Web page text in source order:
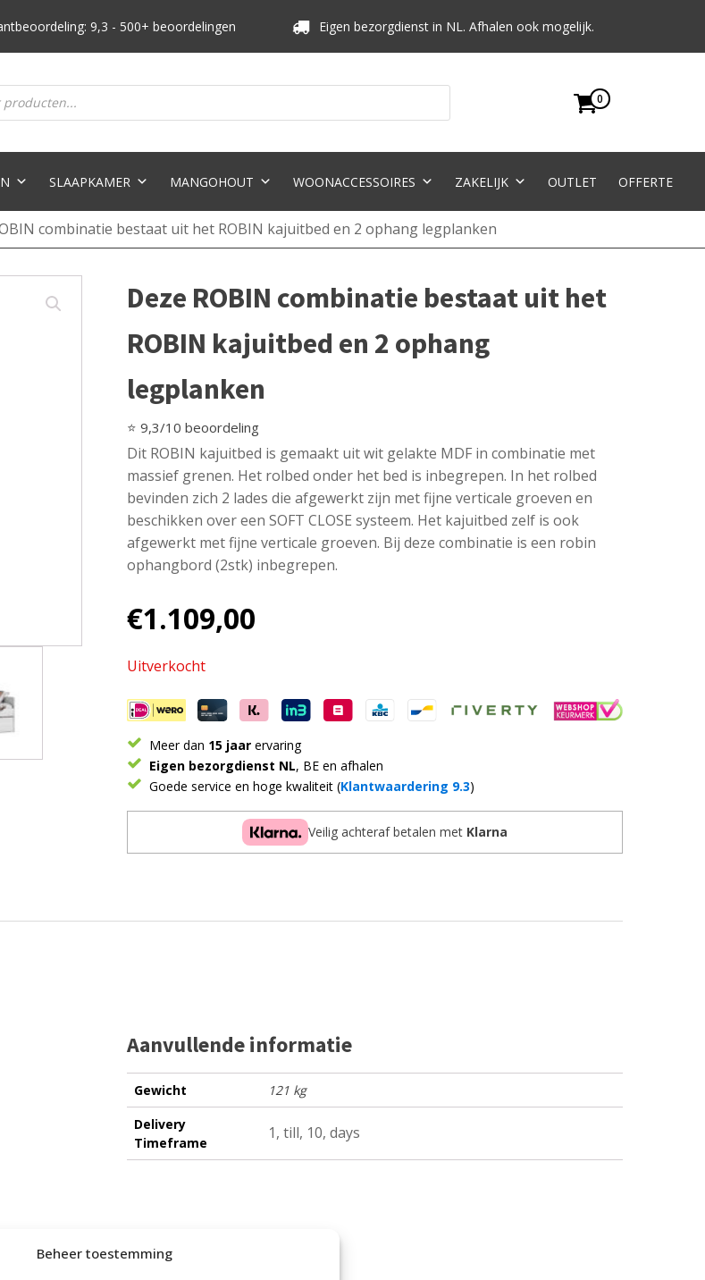
Beheer toestemming
9,3 - 500+ beoordelingen Eigen bezorgdienst in NL. Afhalen ook mogelijk.
0
SLAAPKAMER MANGOHOUT WOONACCESSOIRES ZAKELIJK OUTLET OFFERTE
combinatie bestaat uit het ROBIN kajuitbed en 2 ophang legplanken
Deze ROBIN combinatie bestaat uit het
ROBIN kajuitbed en 2 ophang
legplanken
⭐ 9,3/10 beoordeling
Dit ROBIN kajuitbed is gemaakt uit wit gelakte MDF in combinatie met
massief grenen. Het rolbed onder het bed is inbegrepen. In het rolbed
bevinden zich 2 lades die afgewerkt zijn met fijne verticale groeven en
beschikken over een SOFT CLOSE systeem. Het kajuitbed zelf is ook
afgewerkt met fijne verticale groeven. Bij deze combinatie is een robin
ophangbord (2stk) inbegrepen.
€1.109,00
Uitverkocht
Meer dan 15 jaar ervaring
Eigen bezorgdienst NL, BE en afhalen
Goede service en hoge kwaliteit (Klantwaardering 9.3)
Veilig achteraf betalen met Klarna
Aanvullende informatie
Gewicht
121 kg
Delivery
Timeframe
1, till, 10, days